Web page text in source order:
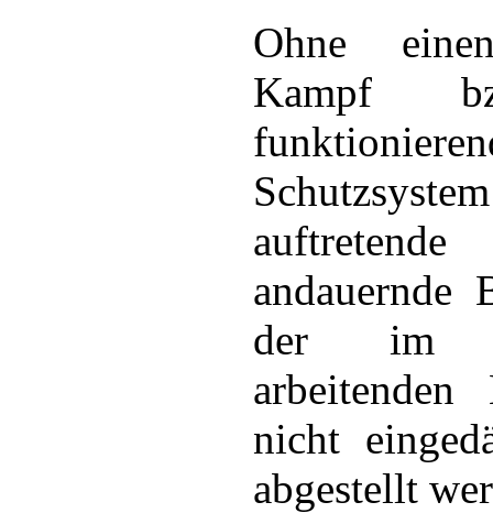
Ohne
Kampf
andauernde
der im
arbeitenden
nicht
abgestellt